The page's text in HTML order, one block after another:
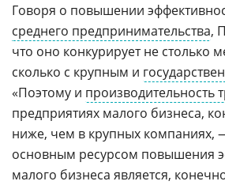
Говоря о повышении
среднего предпринимательства,
что оно конкурирует не столько
сколько с крупным и
«Поэтому и производительность
предприятиях малого бизнеса,
ниже, чем в крупных компаниях,
основным ресурсом повышения
малого бизнеса является,